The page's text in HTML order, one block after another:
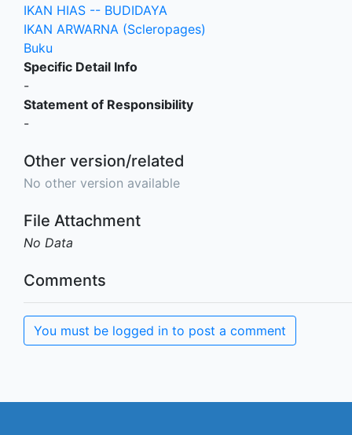
IKAN HIAS -- BUDIDAYA
IKAN ARWARNA (Scleropages)
Buku
Specific Detail Info
-
Statement of Responsibility
-
Other version/related
No other version available
File Attachment
No Data
Comments
You must be logged in to post a comment